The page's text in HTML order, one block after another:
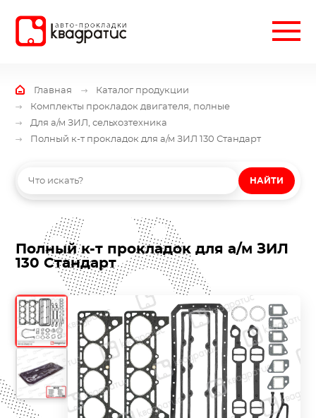
Главная
Каталог продукции
Комплекты прокладок двигателя, полные
Для а/м ЗИЛ, сельхозтехника
Полный к-т прокладок для а/м ЗИЛ 130 Стандарт
НАЙТИ
Полный к-т прокладок для а/м ЗИЛ
130 Стандарт